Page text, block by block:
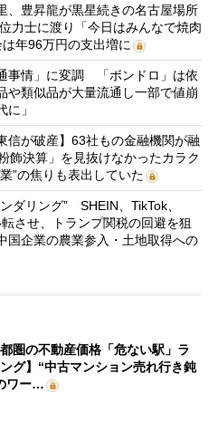
、豊昇龍が黒星続きの名古屋場所
力士に渡り「今日はみんなで焼肉
年96万円の支出増に
事情」に変調 「ボンドロ」は依
や類似品が大量流通し一部で値崩
」
信が破産】63社もの金融機関が融
飾決算」を見抜けなかったカラク
”の焦りも表出していた
ダリング” SHEIN、TikTok、
させ、トランプ関税の回避を狙
企業の農業参入・土地取得への
都圏の不動産価格「危ない駅」ラ
グ】“中古マンション売れ行き鈍
ワー…